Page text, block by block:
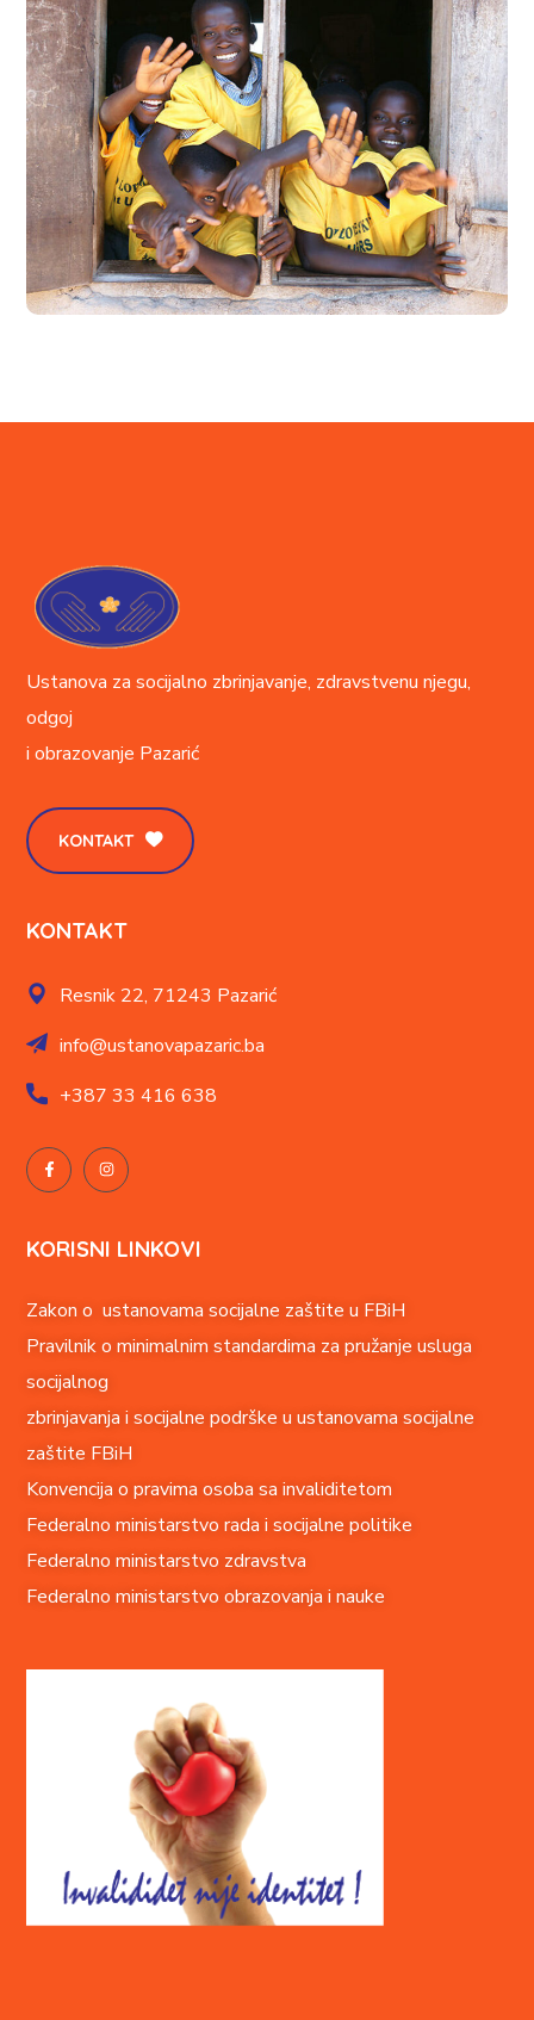
Building Futures
#AFRICA #DONATION
Ustanova za socijalno zbrinjavanje, zdravstvenu njegu,
odgoj
i obrazovanje Pazarić
KONTAKT
KONTAKT
Resnik 22, 71243 Pazarić
info@ustanovapazaric.ba
+38733 416 638
KORISNI LINKOVI
Zakon o ustanovama socijalne zaštite u FBiH
Pravilnik o minimalnim standardima za pružanje usluga
socijalnog
zbrinjavanja i socijalne podrške u ustanovama socijalne
zaštite FBiH
Konvencija o pravima osoba sa invaliditetom
Federalno ministarstvo rada i socijalne politike
Federalno ministarstvo zdravstva
Federalno ministarstvo obrazovanja i nauke